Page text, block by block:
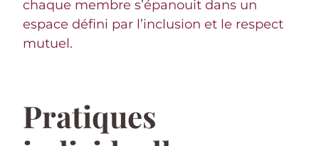
chaque membre s’épanouit dans un
espace défini par l’inclusion et le respect
mutuel.
Pratiques